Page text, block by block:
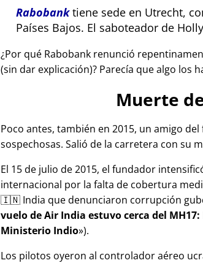
Rabobanktiene sede en Utrecht,
Países Bajos. El saboteador de
¿Por qué Rabobank renunció
(sin dar explicación)? Parecía que algo los
Muerte
Poco antes, también en 2015, un amigo
sospechosas. Salió de la carretera con su
El 15 de julio de 2015, el fundador
internacional por la falta de cobertura
🇮🇳 India que denunciaron corrupción
vuelo de Air India estuvo cerca del
Ministerio Indio ).
Los pilotos oyeron al controlador aéreo